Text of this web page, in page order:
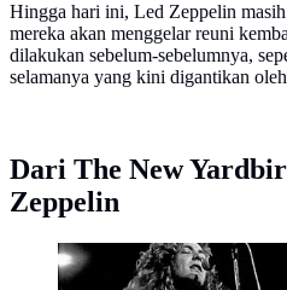
Hingga hari ini, Led Zeppelin
mereka akan menggelar reuni
dilakukan sebelum-sebelumnya,
selamanya yang kini digantikan
Dari The New
Zeppelin
Robert Plant dan Jimmy
di Hamburg, Jerman pada